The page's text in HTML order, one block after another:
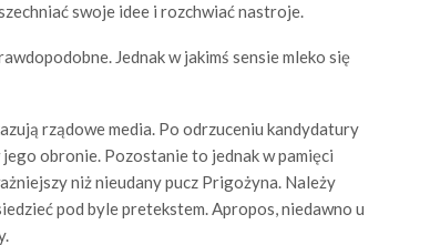
swoje idee i rozchwiać nastroje.
Jednak w jakimś sensie mleko się
rządowe media. Po odrzuceniu kandydatury
obronie. Pozostanie to jednak w pamięci
niż nieudany pucz Prigożyna. Należy
pod byle pretekstem. Apropos, niedawno u